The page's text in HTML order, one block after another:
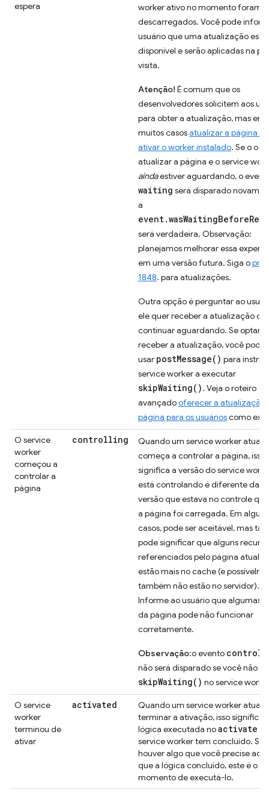
espera
worker ativo no momento foram
descarregados. Você pode
usuário que uma atualização está
disponível e serão aplicadas na
visita.
Atenção! É comum que os
desenvolvedores solicitem aos
para obter a atualização, mas em
muitos casosatualizar a página
ativar o worker instalado. Se o o
atualizar a página e o service
aindaestiver aguardando, o
waiting será disparado
a
será verdadeira. Observação:
planejamos melhorar essa
em uma versão futura. Siga o
1848. para atualizações.
Outra opção é perguntar ao
ele quer receber a atualização ou
continuar aguardando. Se optar
receber a atualização, você
usar postMessage() para
service worker a executar
skipWaiting(). Veja o roteiro
avançadooferecer a atualização
página para os usuárioscomo
O service
worker
começou a
controlar a
página
controlling
Quando um service worker
começa a controlar a página, isso
significa a versão do service
está controlando é diferente da a
versão que estava no controle
a página foi carregada. Em alguns
casos, pode ser aceitável, mas
pode significar que alguns
referenciados pelo página atual
estão mais no cache (e
também não estão no servidor).
Informe ao usuário que algumas
da página pode não funcionar
corretamente.
Observação:o evento
não será disparado se você não
skipWaiting() no service
O service
worker
terminou de
ativar
activated
Quando um service worker
terminar a ativação, isso significa
lógica executada noactivate
service worker tem concluído. Se
houver algo que você precise
que a lógica concluído, este é o
momento de executá-lo.